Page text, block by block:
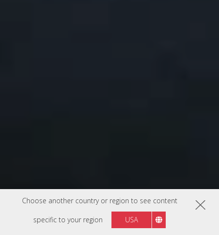
Choose another country or region to see content
specific to your region USA